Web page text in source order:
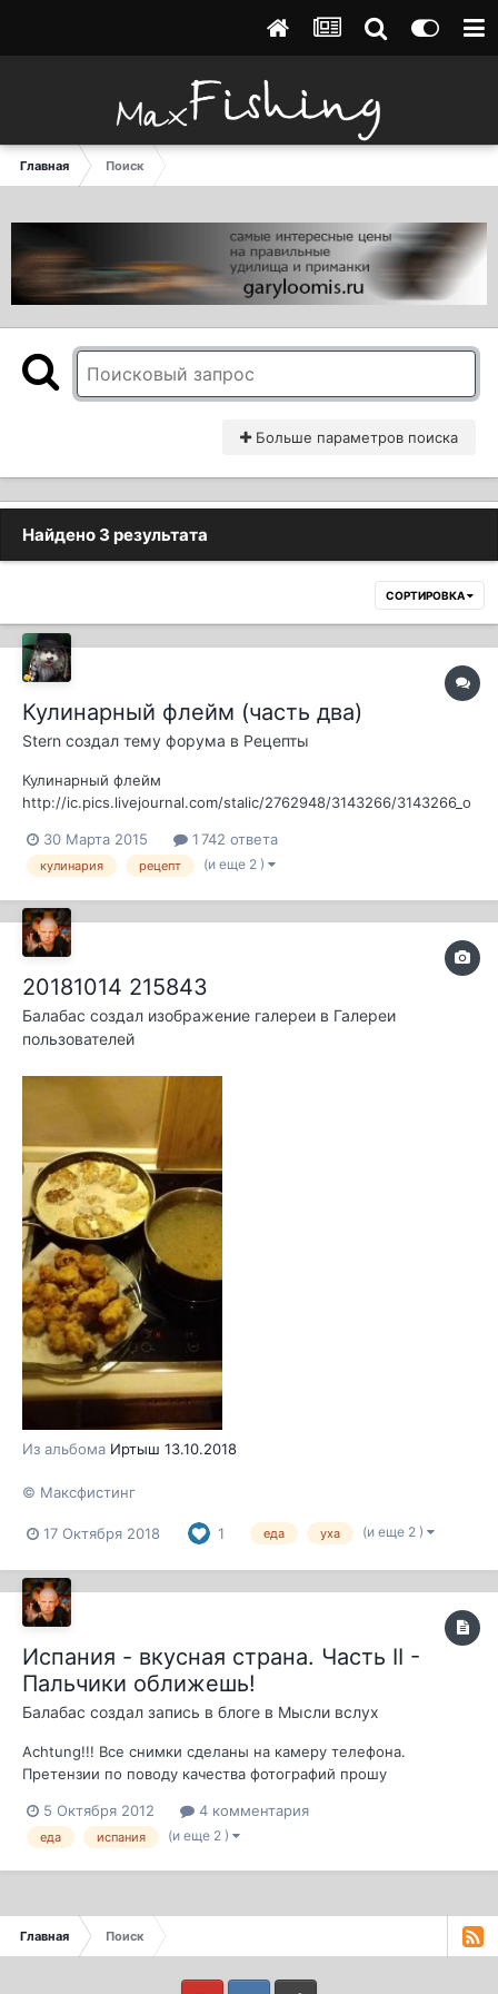
Главная Поиск
Больше параметров поиска
Найдено 3 результата
СОРТИРОВКА
Кулинарный флейм (часть два)
Stern создал тему форума в Рецепты
Кулинарный флейм
http://ic.pics.livejournal.com/stalic/2762948/3143266/3143266_o
недель Пасха, так ведь, наверняка, поедут дачники во все
концы и почти у каждого в багажнике будет лежать мясо,
30 Марта 2015 1 742 ответа
кулинария рецепт (и еще 2 )
20181014 215843
Балабас создал изображение галереи в Галереи
пользователей
Из альбома Иртыш 13.10.2018
© Максфистинг
17 Октября 2018 1 еда уха (и еще 2 )
Испания - вкусная страна. Часть II -
Пальчики оближешь!
Балабас создал запись в блоге в Мысли вслух
Achtung!!! Все снимки сделаны на камеру телефона.
Претензии по поводу качества фотографий прошу
Чон Ду Хвану или пишите жалобы в Спортлото. Иниипёд.
Итак - часть вторая, гастрономическая. После того, как
5 Октября 2012 4 комментария
еда испания (и еще 2 )
Главная Поиск